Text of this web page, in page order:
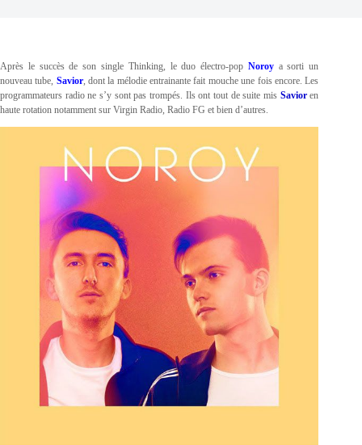
Après le succès de son single Thinking, le duo électro-pop Noroya sorti un
nouveau tube, Savior, dont la mélodie entrainante fait mouche une fois encore. Les
programmateurs radio ne s’y sont pas trompés. Ils ont tout de suite mis Savior en
haute rotation notamment sur Virgin Radio, Radio FG et bien d’autres.